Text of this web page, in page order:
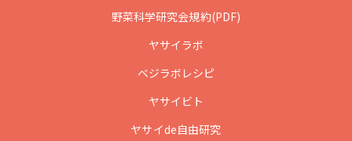
野菜科学研究会規約(PDF)
ヤサイラボ
ベジラボレシピ
ヤサイビト
ヤサイde自由研究